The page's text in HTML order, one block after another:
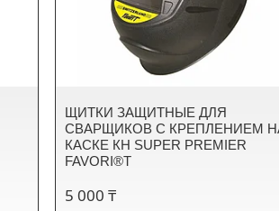
ЩИТКИ ЗАЩИТНЫЕ ДЛЯ
СВАРЩИКОВ С КРЕПЛЕНИЕМ
КАСКЕ КН SUPER PREMIER
FAVORI®T
5 000 ₸